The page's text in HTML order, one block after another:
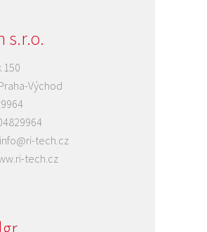
s.r.o.
150
Východ
info@ri-tech.cz
tech.cz